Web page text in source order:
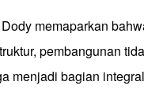
memaparkan
pembangunan
menjadi bagian